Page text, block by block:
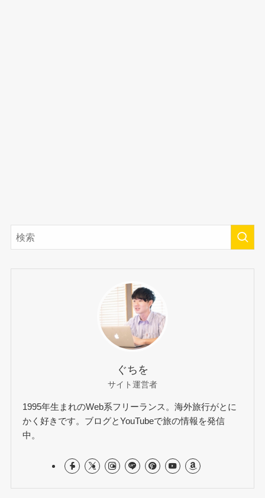
ぐちを
サイト運営者
1995年生まれのWeb系フリーランス。海外旅行がとに
かく好きです。ブログとYouTubeで旅の情報を発信
中。